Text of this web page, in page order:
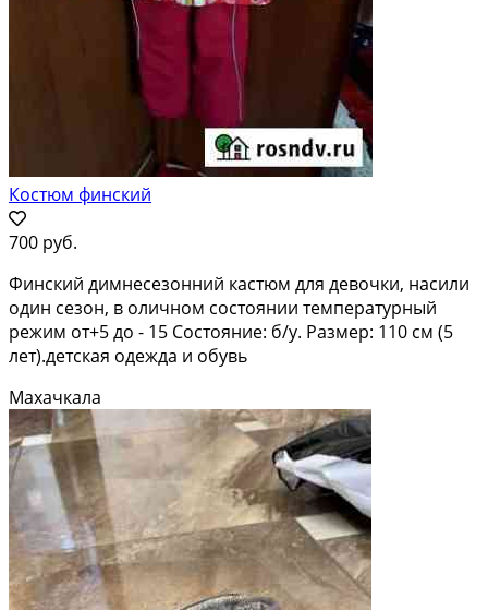
Костюм финский
700 руб.
Финский димнесезонний кастюм для девочки, насили
один сезон, в оличном состоянии температурный
режим от+5 до - 15 Состояние: б/у. Размер: 110 см (5
лет).детская одежда и обувь
Махачкала